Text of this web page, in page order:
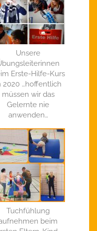
Unsere
Erste-Hilfe-Kurs
2020 …hoffentlich
müssen wir das
Gelernte nie
anwenden…
Tuchfühlung
beim